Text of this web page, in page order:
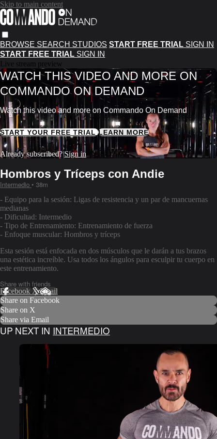
Skip to main content
BROWSE SEARCH STUDIOS START FREE TRIAL SIGN IN
START FREE TRIAL SIGN IN
Live stream preview
WATCH THIS VIDEO AND MORE ON
COMMANDO ON DEMAND
Watch this video and more on Commando On Demand
START YOUR FREE TRIALLEARN MORE
Already subscribed?Sign in
Hombros y Tríceps con Andie
Intermedio • 38m
- Equipo para la sesión: Ligas de resistencia y un par de mancuernas
medianas
- Dificultad: Intermedio
- Tipo de Entrenamiento: Entrenamiento de fuerza
- Enfoque muscular: Hombros y tríceps
Esta sesión está enfocada en dos músculos que le darán a tus brazos
una estética increíble. Usa todos los ángulos para esculpir tu cuerpo en
este entrenamiento.
Share with friends
Facebook XEmail
Share on Facebook
Share on X
Share via Email
UP NEXT IN INTERMEDIO